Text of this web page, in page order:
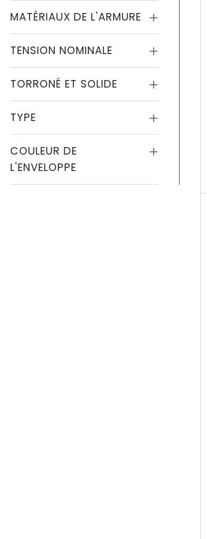
MATÉRIAUX DE L'ARMURE
TENSION NOMINALE
TORRONÉ ET SOLIDE
TYPE
COULEUR DE
L'ENVELOPPE